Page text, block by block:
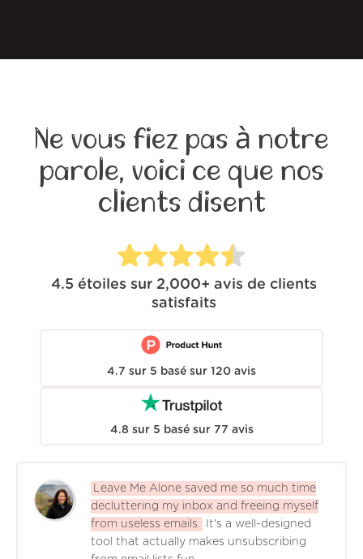
Ne vous fiez pas à notre
parole, voici ce que nos
clients disent
4.5 étoiles sur 2,000+ avis de clients
satisfaits
4.7 sur 5 basé sur 120 avis
4.8 sur 5 basé sur 77 avis
Leave Me Alone saved me so much time
decluttering my inbox and freeing myself
from useless emails.
It's a well-designed
tool that actually makes unsubscribing